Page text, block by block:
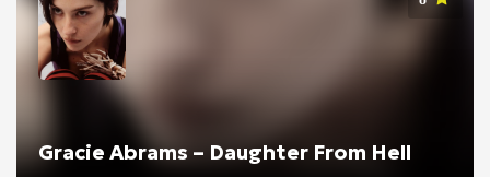
Gracie Abrams – Daughter From Hell